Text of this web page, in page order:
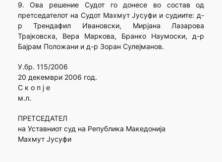
9. Ова решение Судот го донесе во состав од
претседателот на Судот Махмут Јусуфи и судиите: д-
р Трендафил Ивановски, Мирјана Лазарова
Трајковска, Вера Маркова, Бранко Наумоски, д-р
Бајрам Положани и д-р Зоран Сулејманов.
У.бр. 115/2006
20 декември 2006 год.
С к о п ј е
м.л.
ПРЕТСЕДАТЕЛ
на Уставниот суд на Република Македонија
Махмут Јусуфи